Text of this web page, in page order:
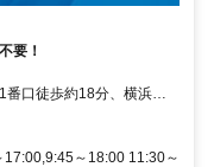
要！
口徒歩約18分、横浜市
Ｒ根岸線 洋光台徒歩約
りバス4分
～18:00 11:30～